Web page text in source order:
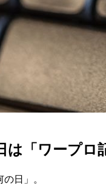
は「ワープロ
日」。